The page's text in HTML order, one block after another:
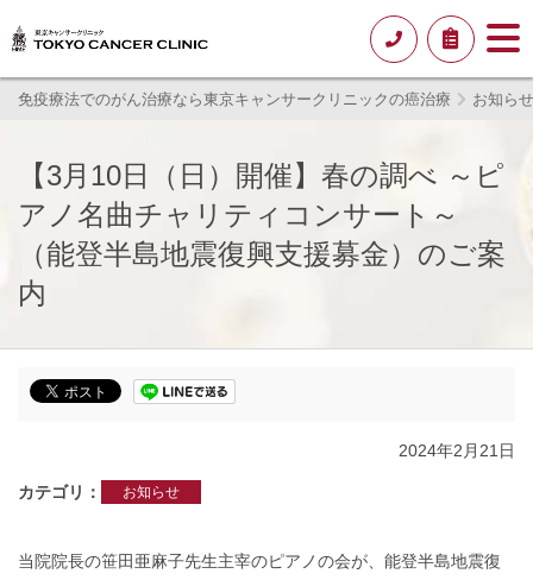
免疫療法でのがん治療なら東京キャンサークリニックの癌治療 お知らせ
【3月10日（日）開催】春の調べ ～ピ
アノ名曲チャリティコンサート～
（能登半島地震復興支援募金）のご案
内
2024年2月21日
カテゴリ お知らせ
当院院長の笹田亜麻子先生主宰のピアノの会が、能登半島地震復